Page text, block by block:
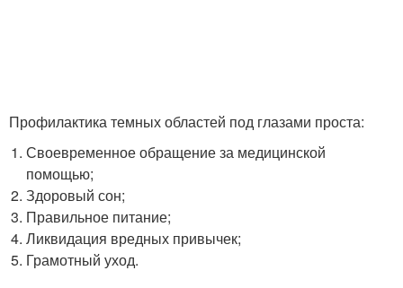
Профилактика темных областей под глазами проста:
Своевременное обращение за медицинской
помощью;
Здоровый сон;
Правильное питание;
Ликвидация вредных привычек;
Грамотный уход.